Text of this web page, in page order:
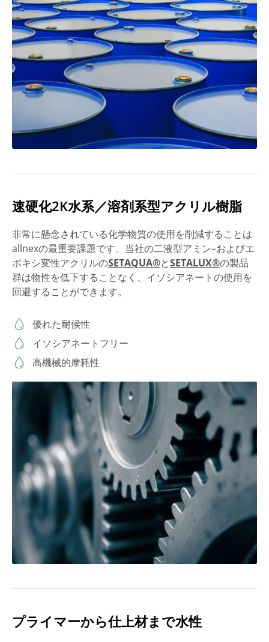
速硬化2K水系／溶剤系型アクリル樹脂
非常に懸念されている化学物質の使用を削減することは
allnexの最重要課題です。当社の二液型アミン–およびエ
ポキシ変性アクリルのSETAQUA®とSETALUX®の製品
群は物性を低下することなく、イソシアネートの使用を
回避することができます。
優れた耐候性
イソシアネートフリー
高機械的摩耗性
プライマーから仕上材まで水性